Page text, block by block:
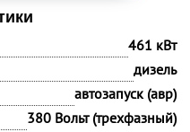
461 кВт
дизель
автозапуск (авр)
380 Вольт (трехфазный)